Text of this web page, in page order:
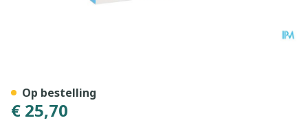
€ 25,70
Op bestelling